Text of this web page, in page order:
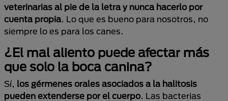
veterinarias al pie de la letra y nunca hacerlo por
cuenta propia. Lo que es bueno para nosotros, no
siempre lo es para los canes.
¿El mal aliento puede afectar más
que solo la boca canina?
Sí, los gérmenes orales asociados a la halitosis
pueden extenderse por el cuerpo. Las bacterias